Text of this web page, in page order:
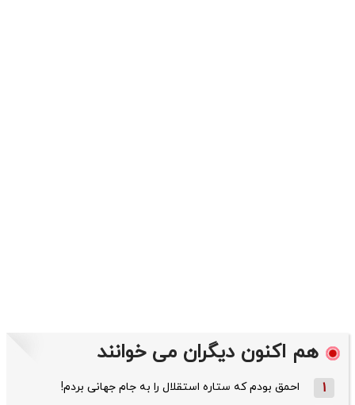
هم اکنون دیگران می خوانند
1 احمق بودم که ستاره استقلال را به جام جهانی بردم!